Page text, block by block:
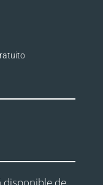
disponible de